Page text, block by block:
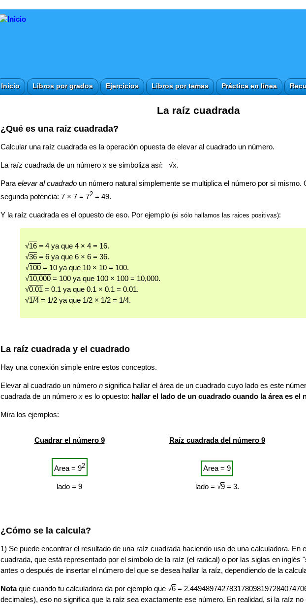
Inicio Libros por grados Ejercicios Libros por temas Práctica en línea
La raíz cuadrada
¿Qué es una raíz cuadrada?
Calcular una raíz cuadrada es la operación opuesta de elevar al cuadrado un número.
La raíz cuadrada de un número x se simboliza así: √x.
Para elevar al cuadrado un número natural simplemente se multiplica el número por si mismo.
segunda potencia: 7 × 7 = 72 = 49.
Y la raíz cuadrada es el opuesto de eso. Por ejemplo (si sólo hallamos las raices positivas):
√16 = 4 ya que 4 × 4 = 16.
√36 = 6 ya que 6 × 6 = 36.
√100 = 10 ya que 10 × 10 = 100.
√10,000 = 100 ya que 100 × 100 = 10,000.
√0.01 = 0.1 ya que 0.1 × 0.1 = 0.01.
√1/4 = 1/2 ya que 1/2 × 1/2 = 1/4.
La raíz cuadrada y el cuadrado
Hay una conexión simple entre estos conceptos.
Elevar al cuadrado un número n significa hallar el área de un cuadrado cuyo lado es este
cuadrada de un número x es lo opuesto: hallar el lado de un cuadrado cuando la área es el
Mira los ejemplos:
Cuadrar el número 9 Raíz cuadrada del número 9
Area = 92
lado = 9
Area = 9
lado = √9= 3.
¿Cómo se la calcula?
1) Se puede encontrar el resultado de una raíz cuadrada haciendo uso de una calculadora. En
cuadrada, que está representado por el simbolo de la raíz (el radical) o por las siglas en inglés
antes o después de insertar el número del que se desea hallar la raíz, dependiendo de la
Notaque cuando tu calculadora da por ejemplo que √6 =
decimales), eso no significa que la raíz sea exactamente ese número. En realidad, si la raíz